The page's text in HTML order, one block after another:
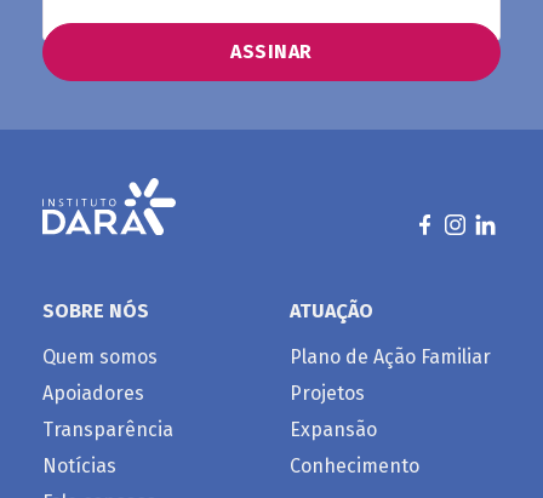
SOBRE NÓS
Quem somos
Apoiadores
Transparência
Notícias
ATUAÇÃO
Plano de Ação Familiar
Projetos
Expansão
Conhecimento